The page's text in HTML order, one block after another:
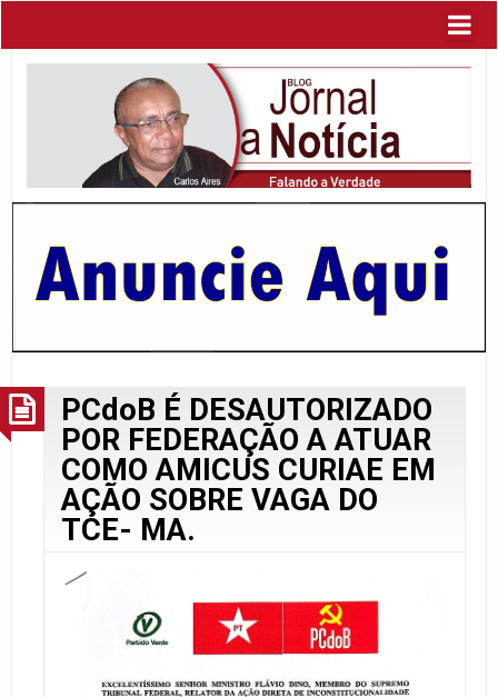
PCdoB É DESAUTORIZADO
POR FEDERAÇÃO A ATUAR
COMO AMICUS CURIAE EM
AÇÃO SOBRE VAGA DO
TCE- MA.